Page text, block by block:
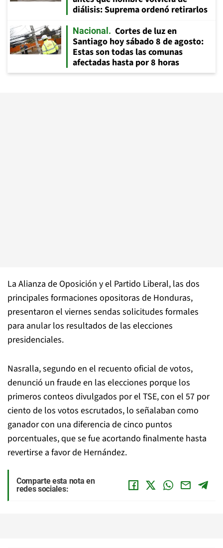
diálisis: Suprema ordenó retirarlos
Nacional
Cortes de luz en
Santiago hoy sábado 8 de agosto:
Estas son todas las comunas
afectadas hasta por 8 horas
La Alianza de Oposición y el Partido Liberal, las dos
principales formaciones opositoras de Honduras,
presentaron el viernes sendas solicitudes formales
para anular los resultados de las elecciones
presidenciales.
Nasralla, segundo en el recuento oficial de votos,
denunció un fraude en las elecciones porque los
primeros conteos divulgados por el TSE, con el 57 por
ciento de los votos escrutados, lo señalaban como
ganador con una diferencia de cinco puntos
porcentuales, que se fue acortando finalmente hasta
revertirse a favor de Hernández.
Comparte esta nota en
redes sociales: